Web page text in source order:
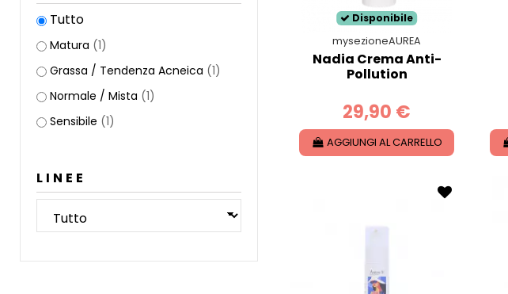
Disponibile
mysezioneAUREA
Nadia Crema Anti-
Pollution
29,90 €
AGGIUNGI AL CARRELLO
Tutto
Matura (1)
Grassa / Tendenza Acneica (1)
Normale / Mista (1)
Sensibile (1)
LINEE